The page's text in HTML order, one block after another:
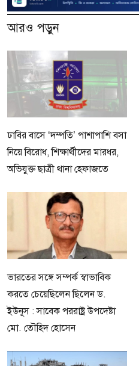
আরও পড়ুন
ঢাবির বাসে ‘দম্পতি’ পাশাপাশি বসা
নিয়ে বিরোধ, শিক্ষার্থীদের মারধর,
অভিযুক্ত ছাত্রী থানা হেফাজতে
ভারতের সঙ্গে সম্পর্ক স্বাভাবিক
করতে চেয়েছিলেন ছিলেন ড.
ইউনূস : সাবেক পররাষ্ট্র উপদেষ্টা
মো. তৌহিদ হোসেন